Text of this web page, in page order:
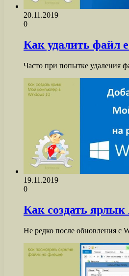
20.11.2019
0
Как удалить файл
Часто при попытке удаления
19.11.2019
0
Как создать
Не редко после обновления с